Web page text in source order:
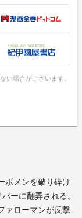
い場合がございます。
ボメンを破り砕け
ーに翻弄される。
ァローマンが反撃